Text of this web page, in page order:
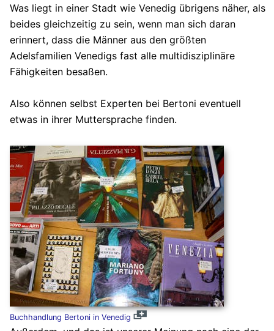
Was liegt in einer Stadt wie Venedig übrigens näher, als
beides gleichzeitig zu sein, wenn man sich daran
erinnert, dass die Männer aus den größten
Adelsfamilien Venedigs fast alle multidisziplinäre
Fähigkeiten besaßen.
Also können selbst Experten bei Bertoni eventuell
etwas in ihrer Muttersprache finden.
Buchhandlung Bertoni in Venedig